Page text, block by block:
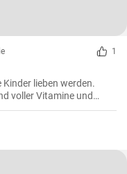
1
lieben werden.
voller Vitamine und
Entwicklung der Kinder